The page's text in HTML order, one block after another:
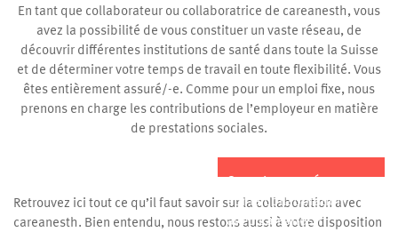
En tant que collaborateur ou collaboratrice de careanesth, vous
avez la possibilité de vous constituer un vaste réseau, de
découvrir différentes institutions de santé dans toute la Suisse
et de déterminer votre temps de travail en toute flexibilité. Vous
êtes entièrement assuré/-e. Comme pour un emploi fixe, nous
prenons en charge les contributions de l’employeur en matière
de prestations sociales.
sur la collaboration
avec careanesth
Retrouvez ici tout ce qu’il faut savoir sur la collaboration avec
careanesth. Bien entendu, nous restons aussi à votre disposition